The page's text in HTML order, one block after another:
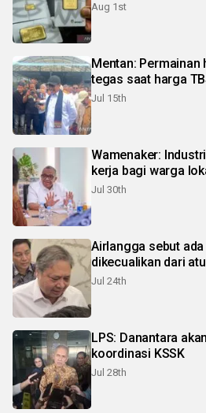
Aug 1st
Mentan:
tegas saat harga
Jul 15th
Wamenaker:
kerja bagi warga
Jul 30th
Airlangga sebut
dikecualikan dari
Jul 24th
LPS: Danantara
koordinasi KSSK
Jul 28th